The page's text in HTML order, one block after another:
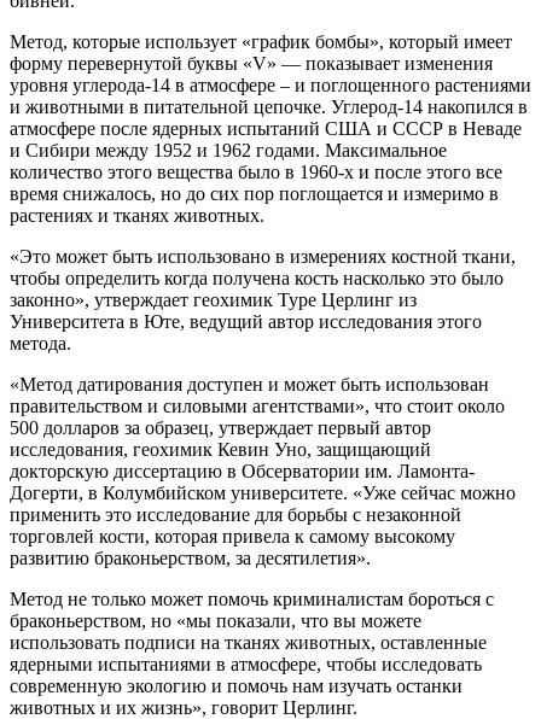
Метод, которые использует «график бомбы», который имеет
форму перевернутой буквы «V» — показывает изменения
уровня углерода-14 в атмосфере – и поглощенного растениями
и животными в питательной цепочке. Углерод-14 накопился в
атмосфере после ядерных испытаний США и СССР в Неваде
и Сибири между 1952 и 1962 годами. Максимальное
количество этого вещества было в 1960-х и после этого все
время снижалось, но до сих пор поглощается и измеримо в
растениях и тканях животных.
«Это может быть использовано в измерениях костной ткани,
чтобы определить когда получена кость насколько это было
законно», утверждает геохимик Туре Церлинг из
Университета в Юте, ведущий автор исследования этого
метода.
«Метод датирования доступен и может быть использован
правительством и силовыми агентствами», что стоит около
500 долларов за образец, утверждает первый автор
исследования, геохимик Кевин Уно, защищающий
докторскую диссертацию в Обсерватории им. Ламонта-
Догерти, в Колумбийском университете. «Уже сейчас можно
применить это исследование для борьбы с незаконной
торговлей кости, которая привела к самому высокому
развитию браконьерством, за десятилетия».
Метод не только может помочь криминалистам бороться с
браконьерством, но «мы показали, что вы можете
использовать подписи на тканях животных, оставленные
ядерными испытаниями в атмосфере, чтобы исследовать
современную экологию и помочь нам изучать останки
животных и их жизнь», говорит Церлинг.